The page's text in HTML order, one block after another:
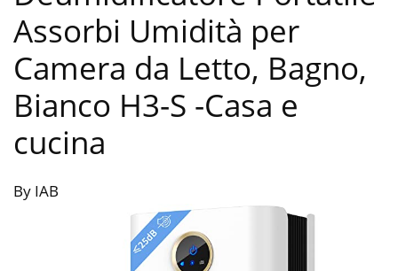
Assorbi Umidità per
Camera da Letto, Bagno,
Bianco H3-S -Casa e
cucina
By IAB